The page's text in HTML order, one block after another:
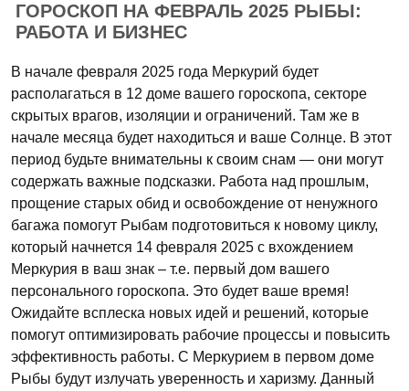
ГОРОСКОП НА ФЕВРАЛЬ 2025 РЫБЫ:
РАБОТА И БИЗНЕС
В начале февраля 2025 года Меркурий будет
располагаться в 12 доме вашего гороскопа, секторе
скрытых врагов, изоляции и ограничений. Там же в
начале месяца будет находиться и ваше Солнце. В этот
период будьте внимательны к своим снам — они могут
содержать важные подсказки. Работа над прошлым,
прощение старых обид и освобождение от ненужного
багажа помогут Рыбам подготовиться к новому циклу,
который начнется 14 февраля 2025 с вхождением
Меркурия в ваш знак – т.е. первый дом вашего
персонального гороскопа. Это будет ваше время!
Ожидайте всплеска новых идей и решений, которые
помогут оптимизировать рабочие процессы и повысить
эффективность работы. С Меркурием в первом доме
Рыбы будут излучать уверенность и харизму. Данный